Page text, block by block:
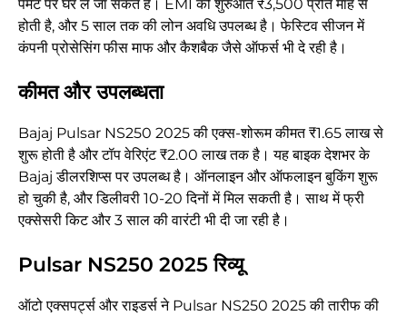
पेमेंट पर घर ले जा सकते हैं। EMI की शुरुआत ₹3,500 प्रति माह से
होती है, और 5 साल तक की लोन अवधि उपलब्ध है। फेस्टिव सीजन में
कंपनी प्रोसेसिंग फीस माफ और कैशबैक जैसे ऑफर्स भी दे रही है।
कीमत और उपलब्धता
Bajaj Pulsar NS250 2025 की एक्स-शोरूम कीमत ₹1.65 लाख से
शुरू होती है और टॉप वेरिएंट ₹2.00 लाख तक है। यह बाइक देशभर के
Bajaj डीलरशिप्स पर उपलब्ध है। ऑनलाइन और ऑफलाइन बुकिंग शुरू
हो चुकी है, और डिलीवरी 10-20 दिनों में मिल सकती है। साथ में फ्री
एक्सेसरी किट और 3 साल की वारंटी भी दी जा रही है।
Pulsar NS250 2025 रिव्यू
ऑटो एक्सपर्ट्स और राइडर्स ने Pulsar NS250 2025 की तारीफ की